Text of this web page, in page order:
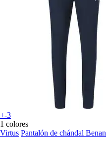
+-3
1 colores
Virtus Pantalón de chándal Benan